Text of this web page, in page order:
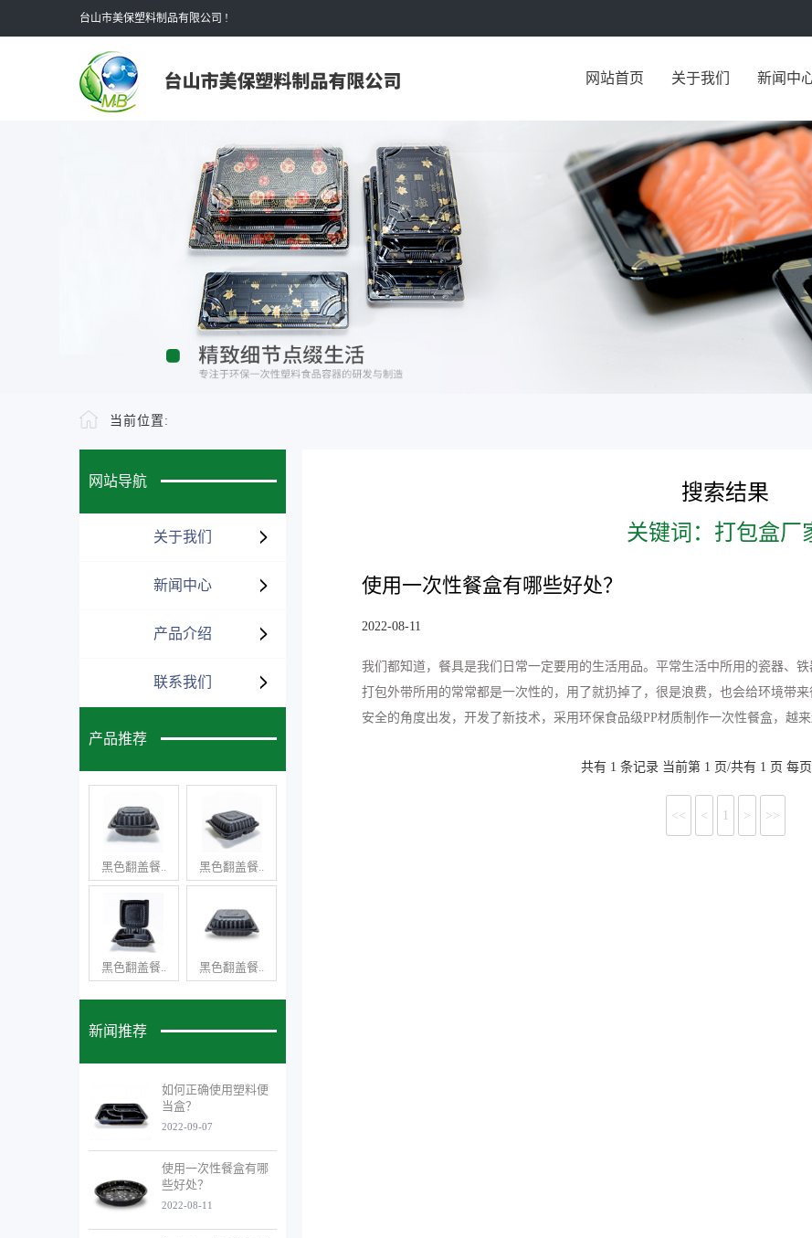
台山市美保塑料制品有限公司 !
网站首页 关于我们 新闻中
当前位置:
网站导航
关于我们
新闻中心
产品介绍
联系我们
产品推荐
黑色翻盖餐.. 黑色翻盖餐..
黑色翻盖餐.. 黑色翻盖餐..
新闻推荐
如何正确使用塑料便
当盒？
2022-09-07
使用一次性餐盒有哪
些好处？
2022-08-11
搜索结果
关键词：打包盒厂
使用一次性餐盒有哪些好处？
2022-08-11
我们都知道，餐具是我们日常一定要用的生活用品。平常生活中所用的瓷器、
打包外带所用的常常都是一次性的，用了就扔掉了，很是浪费，也会给环境带
安全的角度出发，开发了新技术，采用环保食品级PP材质制作一次性餐盒，越
共有 1 条记录 当前第 1 页/共有 1 页 每
<< < 1 > >>